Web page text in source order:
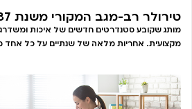
טירולר רב-מגב המקורי משנת 1987:
מותג שקובע סטנדרטים חדשים של איכות ומשדרג
מקצועית. אחריות מלאה של שנתיים על כל אחד